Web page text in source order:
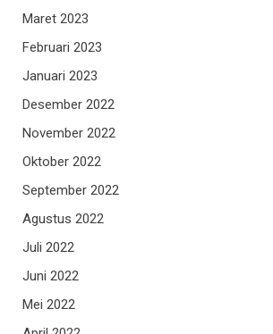
Maret 2023
Februari 2023
Januari 2023
Desember 2022
November 2022
Oktober 2022
September 2022
Agustus 2022
Juli 2022
Juni 2022
Mei 2022